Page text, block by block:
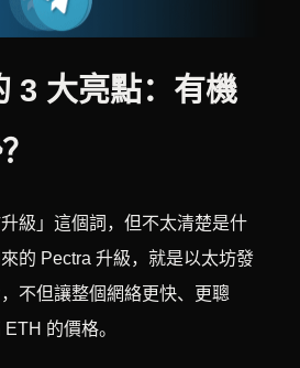
3 大亮點：有機
級」這個詞，但不太清楚是什
的 Pectra 升級，就是以太坊發
不但讓整個網絡更快、更聰
的價格。